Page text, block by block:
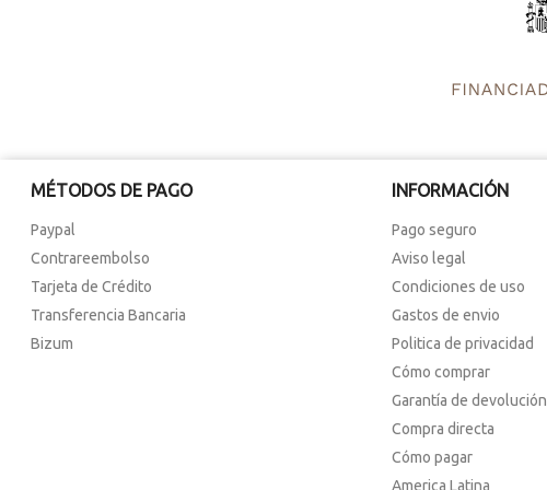
MÉTODOS DE PAGO
Paypal
Contrareembolso
Tarjeta de Crédito
Transferencia Bancaria
Bizum
INFORMACIÓN
Pago seguro
Aviso legal
Condiciones de uso
Gastos de envio
Politica de privacidad
Cómo comprar
Garantía de devolución
Compra directa
Cómo pagar
America Latina